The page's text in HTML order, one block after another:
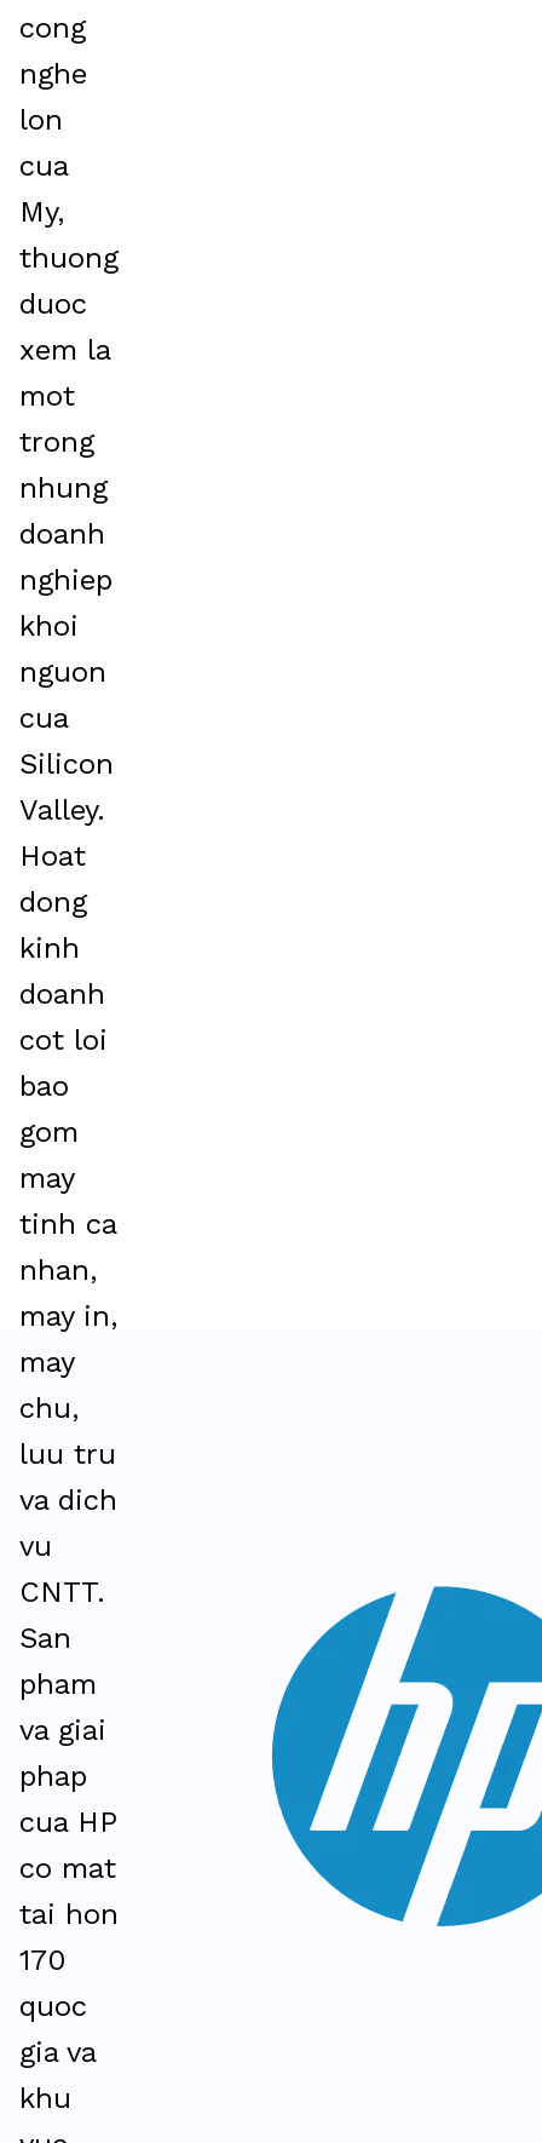
cong
nghe
lon
cua
My,
thuong
duoc
xem la
mot
trong
nhung
doanh
nghiep
khoi
nguon
cua
Silicon
Valley.
Hoat
dong
kinh
doanh
cot loi
bao
gom
may
tinh ca
nhan,
may in,
may
chu,
luu tru
va dich
vu
CNTT.
San
pham
va giai
phap
cua HP
co mat
tai hon
170
quoc
gia va
khu